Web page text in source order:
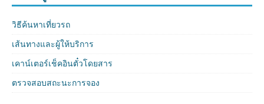
วิธีค้นหาเที่ยวรถ
เส้นทางและผู้ให้บริการ
เคาน์เตอร์เช็คอินตั๋วโดยสาร
ตรวจสอบสถะนะการจอง